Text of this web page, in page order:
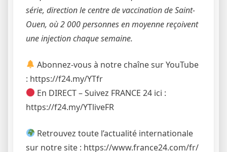
série, direction le centre de vaccination de Saint-
Ouen, où 2 000 personnes en moyenne reçoivent
une injection chaque semaine.
Abonnez-vous à notre chaîne sur YouTube
: https://f24.my/YTfr
En DIRECT – Suivez FRANCE 24 ici :
https://f24.my/YTliveFR
Retrouvez toute l’actualité internationale
sur notre site : https://www.france24.com/fr/